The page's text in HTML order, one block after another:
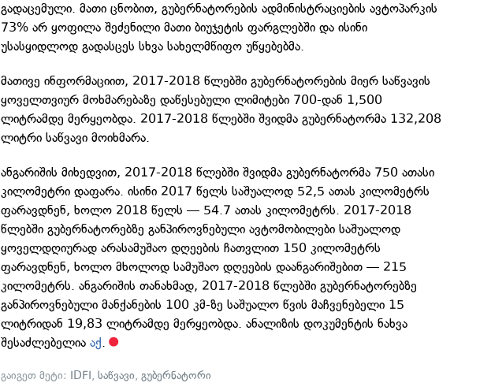
გადაცემული. მათი ცნობით, გუბერნატორების ადმინისტრაციების ავტოპარკის
73% არ ყოფილა შეძენილი მათი ბიუჯეტის ფარგლებში და ისინი
უსასყიდლოდ გადასცეს სხვა სახელმწიფო უწყებებმა.
მათივე ინფორმაციით, 2017-2018 წლებში გუბერნატორების მიერ საწვავის
ყოველთვიურ მოხმარებაზე დაწესებული ლიმიტები 700-დან 1,500
ლიტრამდე მერყეობდა. 2017-2018 წლებში შვიდმა გუბერნატორმა 132,208
ლიტრი საწვავი მოიხმარა.
ანგარიშის მიხედვით, 2017-2018 წლებში შვიდმა გუბერნატორმა 750 ათასი
კილომეტრი დაფარა. ისინი 2017 წელს საშუალოდ 52,5 ათას კილომეტრს
ფარავდნენ, ხოლო 2018 წელს — 54.7 ათას კილომეტრს. 2017-2018
წლებში გუბერნატორებზე განპიროვნებული ავტომობილები საშუალოდ
ყოველდღიურად არასამუშაო დღეების ჩათვლით 150 კილომეტრს
ფარავდნენ, ხოლო მხოლოდ სამუშაო დღეების დაანგარიშებით — 215
კილომეტრს. ანგარიშის თანახმად, 2017-2018 წლებში გუბერნატორებზე
განპიროვნებული მანქანების 100 კმ-ზე საშუალო წვის მაჩვენებელი 15
ლიტრიდან 19,83 ლიტრამდე მერყეობდა. ანალიზის დოკუმენტის ნახვა
შესაძლებელიააქ.
გაიგეთ მეტი: IDFI,საწვავი,გუბერნატორი